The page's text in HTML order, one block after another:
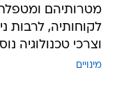
לקוחותיה, לרבות
וצרכי טכנולוגיה
מינויים